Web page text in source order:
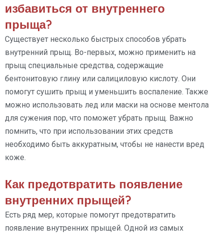
избавиться от внутреннего
прыща?
Существует несколько быстрых способов убрать
внутренний прыщ. Во-первых, можно применить на
прыщ специальные средства, содержащие
бентонитовую глину или салициловую кислоту. Они
помогут сушить прыщ и уменьшить воспаление. Также
можно использовать лед или маски на основе ментола
для сужения пор, что поможет убрать прыщ. Важно
помнить, что при использовании этих средств
необходимо быть аккуратным, чтобы не нанести вред
коже.
Как предотвратить появление
внутренних прыщей?
Есть ряд мер, которые помогут предотвратить
появление внутренних прыщей. Одной из самых